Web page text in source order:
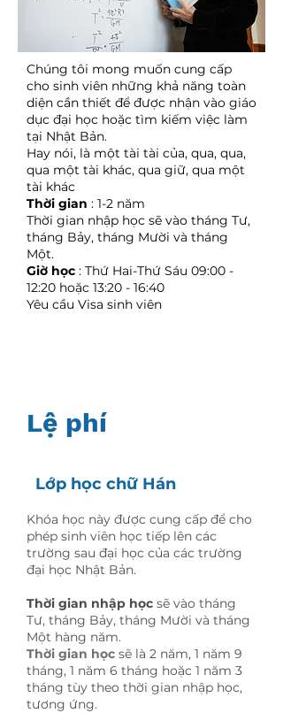
Chúng tôi mong muốn cung cấp
cho sinh viên những khả năng toàn
diện cần thiết để được nhận vào giáo
dục đại học hoặc tìm kiếm việc làm
tại Nhật Bản.
Hay nói, là một tài tài của, qua, qua,
qua một tài khác, qua giữ, qua một
tài khác
Thời gian : 1-2 năm
Thời gian nhập học sẽ vào tháng Tư,
tháng Bảy, tháng Mười và tháng
Một.
Giờ học : Thứ Hai-Thứ Sáu 09:00 -
12:20 hoặc 13:20 - 16:40
Yêu cầu Visa sinh viên
Lệ phí
Lớp học chữ Hán
Khóa học này được cung cấp để cho
phép sinh viên học tiếp lên các
trường sau đại học của các trường
đại học Nhật Bản.
Thời gian nhập học sẽ vào tháng
Tư, tháng Bảy, tháng Mười và tháng
Một hàng năm.
Thời gian học sẽ là 2 năm, 1 năm 9
tháng, 1 năm 6 tháng hoặc 1 năm 3
tháng tùy theo thời gian nhập học,
tương ứng.